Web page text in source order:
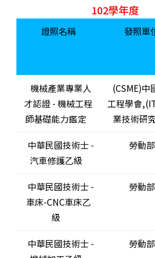
102學年度
證照名稱 發照單
機械產業專業人
才認證 - 機械工程
師基礎能力鑑定
(CSME)中
工程學會
業技術研
中華民國技術士 -
汽車修護乙級
勞動部
中華民國技術士 -
車床-CNC車床乙
級
勞動部
中華民國技術士 -
勞動部